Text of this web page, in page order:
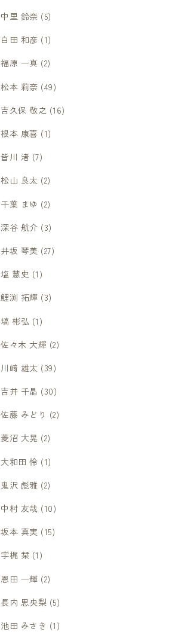
中里 鈴奈 (5)
白田 和彦 (1)
福原 一真 (2)
松本 莉奈 (49)
吉久保 敬之 (16)
根本 康喜 (1)
皆川 渚 (7)
松山 良太 (2)
千葉 まゆ (2)
深谷 航介 (3)
井坂 琴美 (27)
塩 慧史 (1)
鯉渕 拓輝 (3)
塙 彬弘 (1)
佐々木 大輝 (2)
川﨑 雄太 (39)
吉井 千晶 (30)
佐藤 みどり (2)
菱沼 大晃 (2)
大和田 怜 (1)
鬼沢 彪雅 (2)
中村 友哉 (10)
坂本 真実 (15)
宇梶 栞 (1)
恩田 一輝 (2)
長内 思央梨 (5)
池田 みさき (1)